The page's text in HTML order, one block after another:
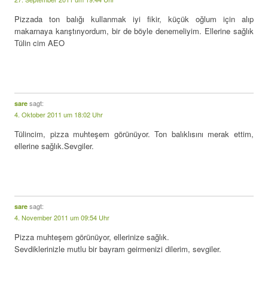
Pizzada ton balığı kullanmak iyi fikir, küçük oğlum için alıp
makarnaya karıştırıyordum, bir de böyle denemeliyim. Ellerine sağlık
Tülin cim AEO
sare sagt:
4. Oktober 2011 um 18:02 Uhr
Tülincim, pizza muhteşem görünüyor. Ton balıklısını merak ettim,
ellerine sağlık.Sevgiler.
sare sagt:
4. November 2011 um 09:54 Uhr
Pizza muhteşem görünüyor, ellerinize sağlık.
Sevdiklerinizle mutlu bir bayram geirmenizi dilerim, sevgiler.